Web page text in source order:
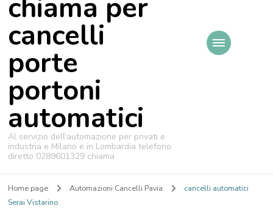
chiama per
cancelli
porte
portoni
automatici
Al servizio dell'automazione per privati e
industria e Milano e in Lombardia telefono
diretto 0289601329 chiama
Home page Automazioni Cancelli Pavia
cancelli automatici
Serai Vistarino